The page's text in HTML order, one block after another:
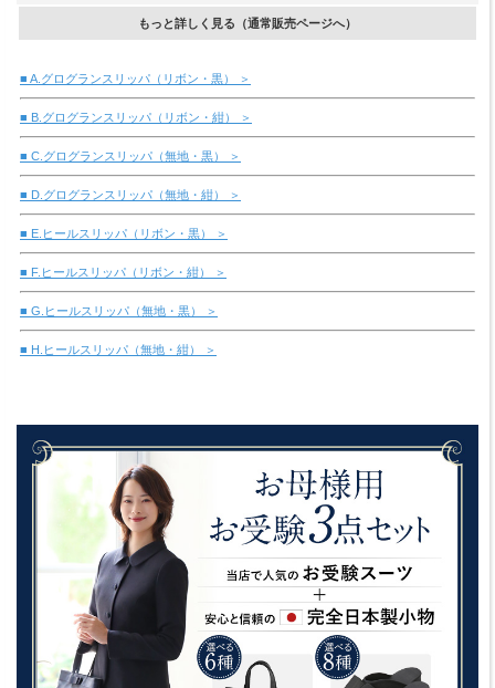
もっと詳しく見る（通常販売ページへ）
■ A.グログランスリッパ（リボン・黒） ＞
■ B.グログランスリッパ（リボン・紺） ＞
■ C.グログランスリッパ（無地・黒） ＞
■ D.グログランスリッパ（無地・紺） ＞
■ E.ヒールスリッパ（リボン・黒） ＞
■ F.ヒールスリッパ（リボン・紺） ＞
■ G.ヒールスリッパ（無地・黒） ＞
■ H.ヒールスリッパ（無地・紺） ＞